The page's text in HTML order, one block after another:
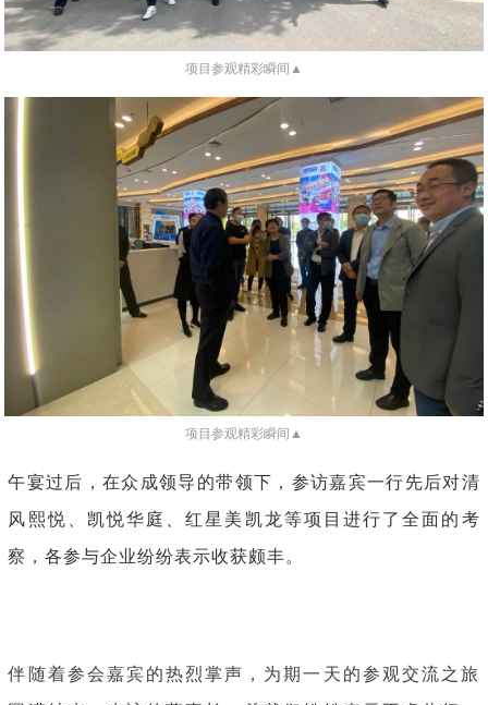
项目参观精彩瞬间▲
项目参观精彩瞬间▲
午宴过后，在众成领导的带领下，参访嘉宾一行先后对清
风熙悦、凯悦华庭、红星美凯龙等项目进行了全面的考
察，各参与企业纷纷表示收获颇丰。
伴随着参会嘉宾的热烈掌声，为期一天的参观交流之旅